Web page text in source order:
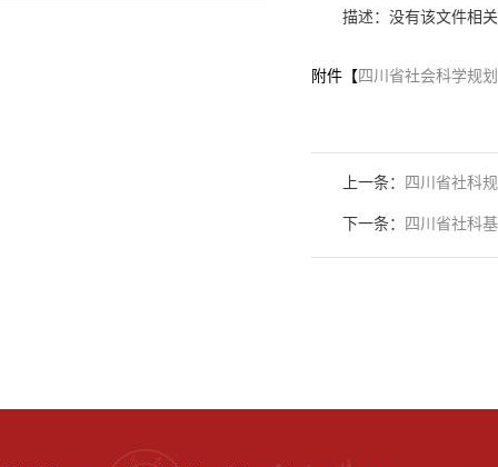
描述：没有该文件相
附件【 四川省社会科学规
上一条： 四川省社科
下一条： 四川省社科